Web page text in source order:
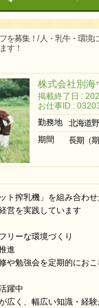
を募集！/ 人・乳牛・環境
す！
株式会社別海
掲載終了日 :
お仕事ID :
勤務地
北海道
期間
長期（
ト搾乳機」を組み合わ
営を実践しています
リーな環境づくり
進
や勉強会を定期的にお
躍中
広く、幅広い知識・経験